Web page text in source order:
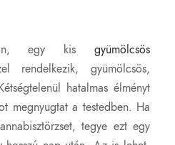
egy kis gyümölcsös
rendelkezik, gyümölcsös,
hatalmas élményt
megnyugtat a testedben. Ha
tegye ezt egy